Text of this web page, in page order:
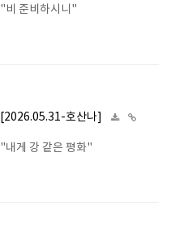
"비 준비하시니"
[2026.05.31-호산나]
"내게 강 같은 평화"